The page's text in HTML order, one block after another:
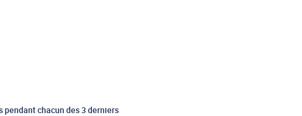
pendant chacun des 3 derniers